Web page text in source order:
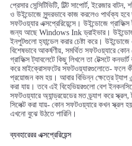
প্রেসার সেন্সিটিভিটি, টিল্ট সাপোর্ট, ইরেজার বাটন,
ও উইন্ডোজে সুন্দরভাবে কাজ করলেও পার্থক্য হবে
সফটওয়্যার এক্সপ্রেরিয়েন্সে। উইন্ডোজে গ্রাফিক্স
জন্য আছে Windows Ink ড্রাইভার। উইন্ডোজ
ইনপুটগুলো হ্যান্ডেল করার চেষ্টা করে। উইন্ডোজে
বিশেষভাবে আকর্ষণীয়, সমর্থিত সফটওয়্যারে কোন
গ্রাফিক্স ট্যাবলেটে কিছু লিখলে তা টেক্সটে
করে মাইক্রোসফটের সফটওয়্যারগুলোতে- ফলে
প্রয়োজন কম হয়। আবার বিভিন্ন ক্ষেত্রে ট্যাপ
করা যায়। তবে এই বিহেভিয়রগুলো বেশ
সফটওয়্যারে অ্যান্ড্রয়েডের মত ড্র্যাগ করে স্ক্রল,
সিলেক্ট করা যায়- কোন সফটওয়্যারে কখন স্ক্রল
এখনো বুঝে উঠতে পারিনি।
ব্যবহারেরর এক্সপ্রেরিয়েন্স